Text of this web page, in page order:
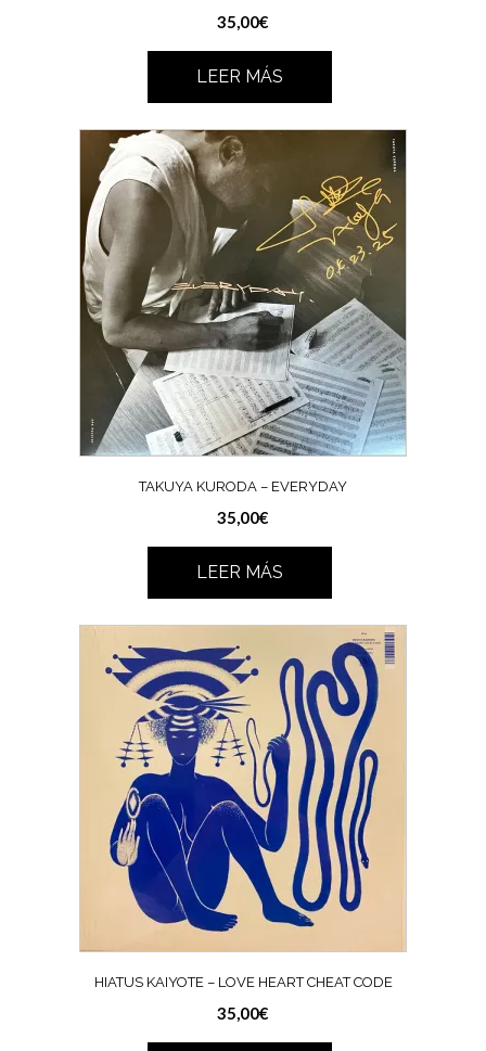
35,00€
LEER MÁS
TAKUYA KURODA – EVERYDAY
35,00€
LEER MÁS
HIATUS KAIYOTE – LOVE HEART CHEAT CODE
35,00€